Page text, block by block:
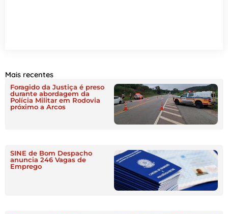
Mais recentes
Foragido da Justiça é preso
durante abordagem da
Polícia Militar em Rodovia
próximo a Arcos
SINE de Bom Despacho
anuncia 246 Vagas de
Emprego